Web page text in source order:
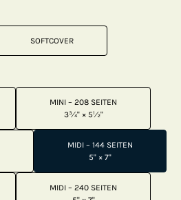
SOFTCOVER
MINI – 208 SEITEN
3¾" × 5½"
MIDI – 144 SEITEN
5" × 7"
MIDI – 240 SEITEN